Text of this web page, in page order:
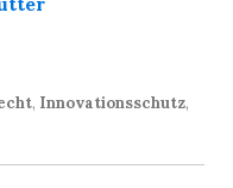
, Innovationsschutz,